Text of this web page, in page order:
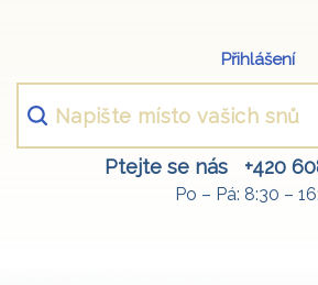
Přihlášení
Ptejte se nás +420
Po – Pá: 8:30 –